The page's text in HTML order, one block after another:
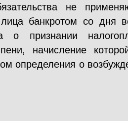
не
лица банкротом со дня
о признании
начисление
определения о